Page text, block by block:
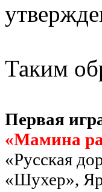
Таким
Первая
«Мамина
«Русская
«Шухер»,